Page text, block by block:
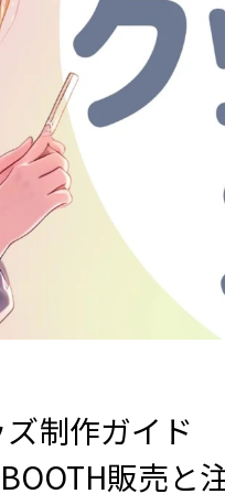
制作ガイド
販売と